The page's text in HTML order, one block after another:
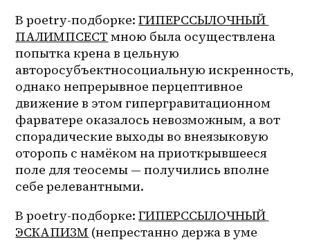
В poetry-подборке: ГИПЕРССЫЛОЧНЫЙ
ПАЛИМПСЕСТ мною была осуществлена
попытка крена в цельную
авторосубъектносоциальную искренность,
однако непрерывное перцептивное
движение в этом гипергравитационном
фарватере оказалось невозможным, а вот
спорадические выходы во внеязыковую
оторопь с намёком на приоткрывшееся
поле для теосемы — получились вполне
себе релевантными.
В poetry-подборке: ГИПЕРССЫЛОЧНЫЙ
ЭСКАПИЗМ (непрестанно держа в уме